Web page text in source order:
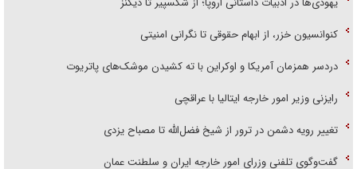
کنوانسیون خزر، از ابهام حقوقی تا نگرانی امنیتی
دردسر همزمان آمریکا و اوکراین با ته کشیدن موشک‌های پاتریوت
رایزنی وزیر امور خارجه ایتالیا با عراقچی
تغییر رویه دشمن در ترور از شیخ فضل‌الله تا مصباح یزدی
گفت‌وگوی تلفنی وزرای امور خارجه ایران و سلطنت عمان